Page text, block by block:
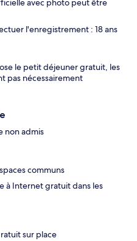
avec photo peut être
l'enregistrement : 18 ans
le petit déjeuner gratuit, les
pas nécessairement
non admis
communs
à Internet gratuit dans les
sur place